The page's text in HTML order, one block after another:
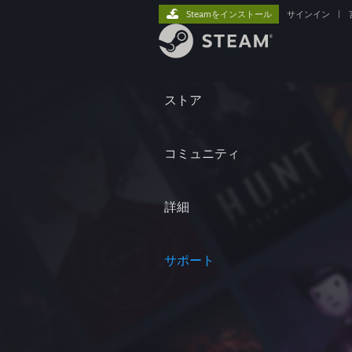
ストア
コミュニティ
詳細
サポート
Steamをインストール サインイン